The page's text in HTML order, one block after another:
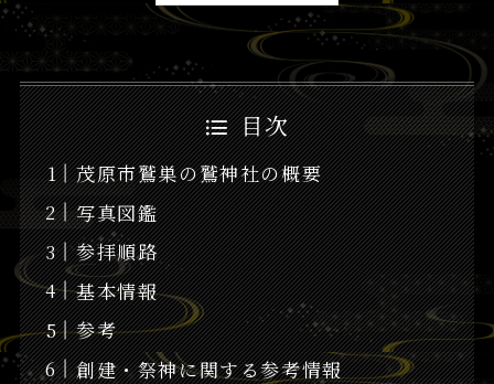
目次
茂原市鷲巣の鷲神社の概要
写真図鑑
参拝順路
基本情報
参考
創建・祭神に関する参考情報